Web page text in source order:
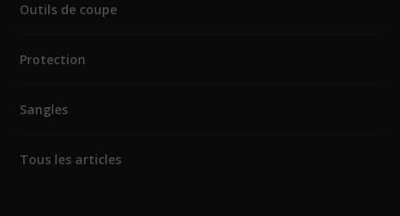
Outils de coupe
Protection
Sangles
Tous les articles